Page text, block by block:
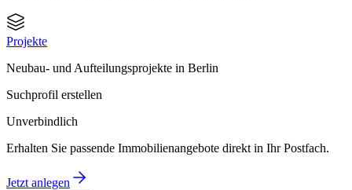
Projekte
Neubau- und Aufteilungsprojekte in Berlin
Suchprofil erstellen
Unverbindlich
Erhalten Sie passende Immobilienangebote direkt in Ihr Postfach.
Jetzt anlegen